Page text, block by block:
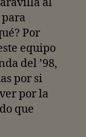
Por
equipo
del ’98,
por si
por la
que